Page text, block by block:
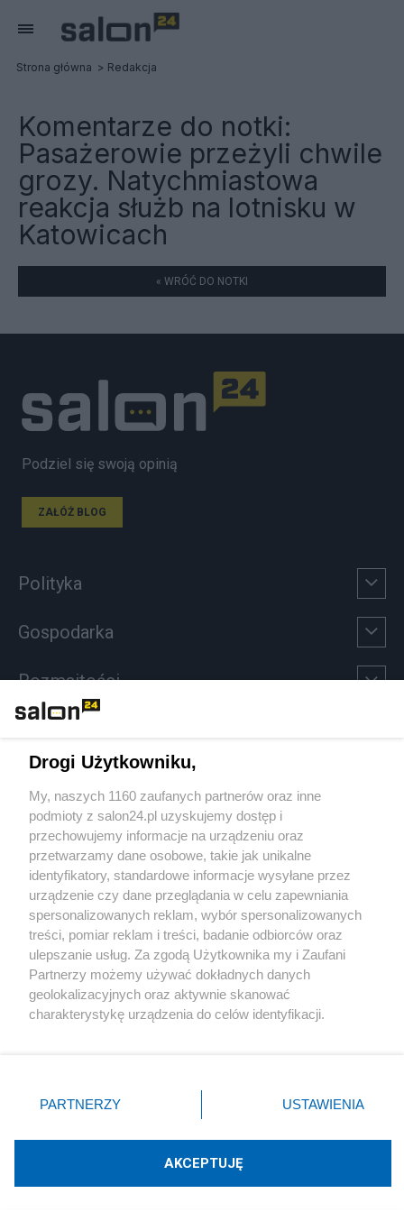
Strona główna Redakcja
Komentarze do notki:
Pasażerowie przeżyli chwile
grozy. Natychmiastowa
reakcja służb na lotnisku w
Katowicach
« WRÓĆ DO NOTKI
Podziel się swoją opinią
ZAŁÓŻ BLOG
Polityka
Gospodarka
Rozmaitości
Sport
Społeczeństwo
Kultura
X Facebook Instagram Youtube
Technologię dostarcza:W3media.pl
Drogi Użytkowniku,
My, naszych 1160 zaufanych partnerów oraz inne
podmioty z salon24.pl uzyskujemy dostęp i
przechowujemy informacje na urządzeniu oraz
przetwarzamy dane osobowe, takie jak unikalne
identyfikatory, standardowe informacje wysyłane przez
urządzenie czy dane przeglądania w celu zapewniania
spersonalizowanych reklam, wybór spersonalizowanych
treści, pomiar reklam i treści, badanie odbiorców oraz
ulepszanie usług. Za zgodą Użytkownika my i Zaufani
Partnerzy możemy używać dokładnych danych
geolokalizacyjnych oraz aktywnie skanować
charakterystykę urządzenia do celów identyfikacji.
zmienić/wycofać klikając przycisk ustawień prywatności
znajdujący się w lewym dolnym rogu strony
rodzaje przetwarzania danych nie wymagają zgody
użytkownika, ale masz prawo sprzeciwić się takiemu
PARTNERZY USTAWIENIA
AKCEPTUJĘ